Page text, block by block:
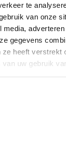
te
van onze
media,
gegevens
ze heeft verstrekt
uw gebruik